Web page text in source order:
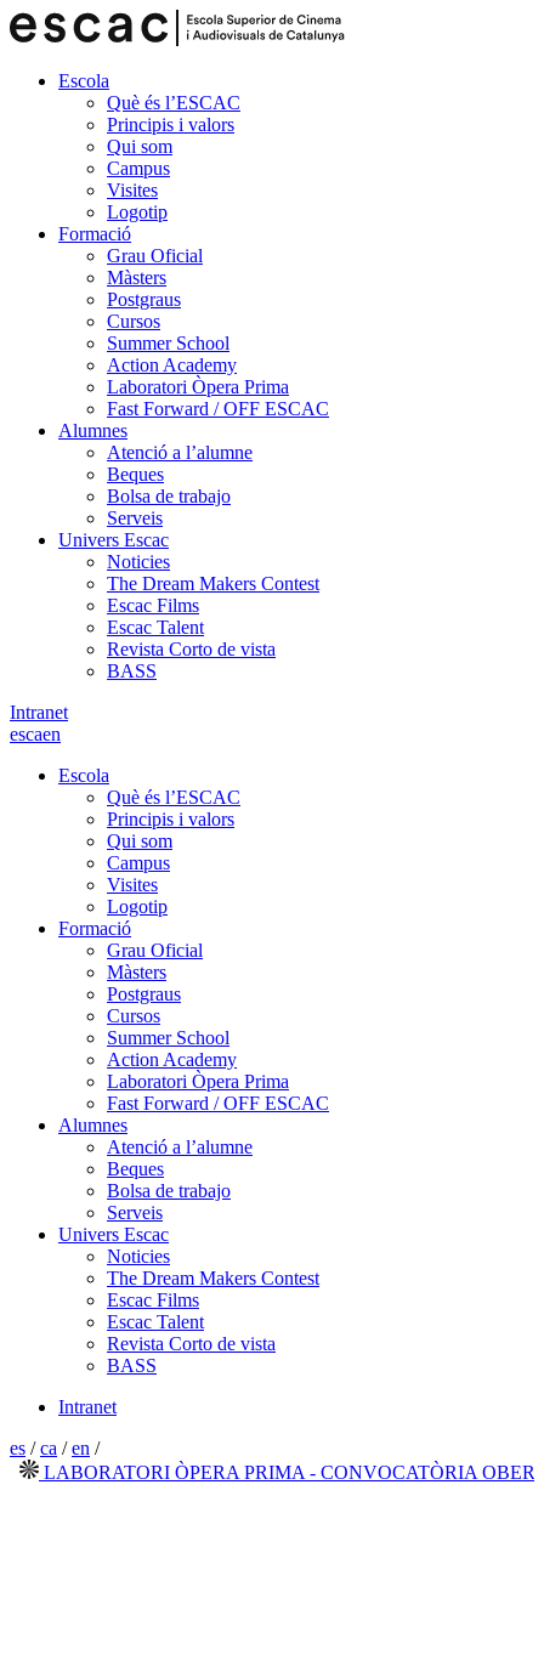
Escola
Què és l’ESCAC
Principis i valors
Qui som
Campus
Visites
Logotip
Formació
Grau Oficial
Màsters
Postgraus
Cursos
Summer School
Action Academy
Laboratori Òpera Prima
Fast Forward / OFF ESCAC
Alumnes
Atenció a l’alumne
Beques
Bolsa de trabajo
Serveis
Univers Escac
Noticies
The Dream Makers Contest
Escac Films
Escac Talent
Revista Corto de vista
BASS
Intranet
escaen
Escola
Què és l’ESCAC
Principis i valors
Qui som
Campus
Visites
Logotip
Formació
Grau Oficial
Màsters
Postgraus
Cursos
Summer School
Action Academy
Laboratori Òpera Prima
Fast Forward / OFF ESCAC
Alumnes
Atenció a l’alumne
Beques
Bolsa de trabajo
Serveis
Univers Escac
Noticies
The Dream Makers Contest
Escac Films
Escac Talent
Revista Corto de vista
BASS
Intranet
es /ca /en /
LABORATORI ÒPERA PRIMA - CONVOCATÒRIA OBERTA